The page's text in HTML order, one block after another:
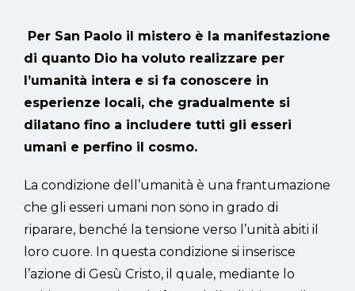
Per San Paolo il mistero è la manifestazione
di quanto Dio ha voluto realizzare per
l’umanità intera e si fa conoscere in
esperienze locali, che gradualmente si
dilatano fino a includere tutti gli esseri
umani e perfino il cosmo.
La condizione dell’umanità è una frantumazione
che gli esseri umani non sono in grado di
riparare, benché la tensione verso l’unità abiti il
loro cuore. In questa condizione si inserisce
l’azione di Gesù Cristo, il quale, mediante lo